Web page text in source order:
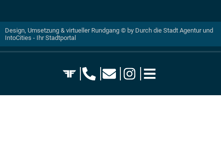
Design, Umsetzung & virtueller Rundgang © by Durch die Stadt Agenturund
IntoCities - Ihr Stadtportal